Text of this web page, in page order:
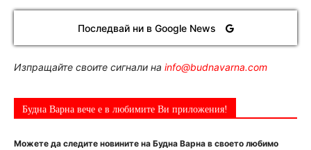
Последвай ни в Google News
Изпращайте своите сигнали на info@budnavarna.com
Будна Варна вече е в любимите Ви приложения!
Можете да следите новините на Будна Варна в своето любимо